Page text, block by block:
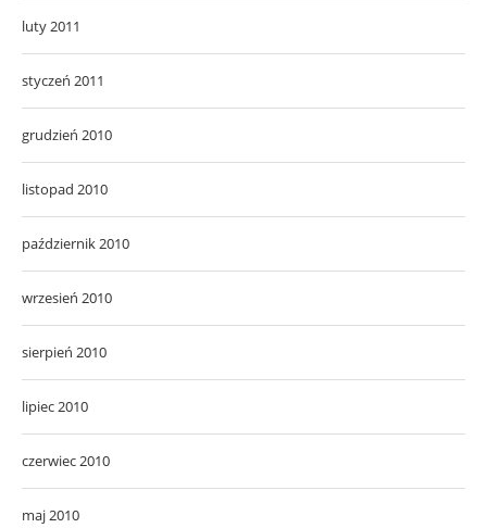
luty 2011
styczeń 2011
grudzień 2010
listopad 2010
październik 2010
wrzesień 2010
sierpień 2010
lipiec 2010
czerwiec 2010
maj 2010